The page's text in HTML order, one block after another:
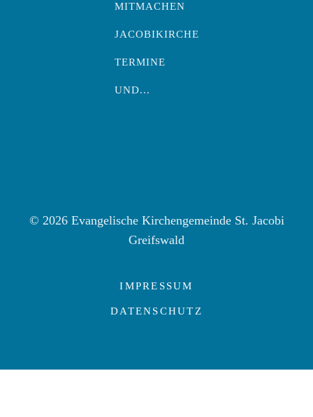
MITMACHEN
JACOBIKIRCHE
TERMINE
UND...
© 2026 Evangelische Kirchengemeinde St. Jacobi
Greifswald
IMPRESSUM
DATENSCHUTZ